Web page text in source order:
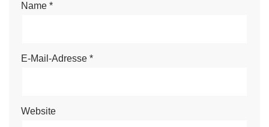
Name *
E-Mail-Adresse *
Website